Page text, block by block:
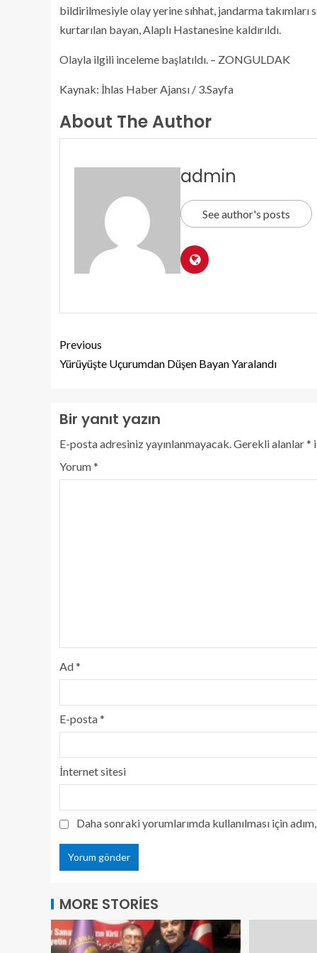
bildirilmesiyle olay yerine sıhhat, jandarma takımları
kurtarılan bayan, Alaplı Hastanesine kaldırıldı.
Olayla ilgili inceleme başlatıldı. – ZONGULDAK
Kaynak: İhlas Haber Ajansı / 3.Sayfa
About The Author
admin
See author's posts
Previous
Yürüyüşte Uçurumdan Düşen Bayan Yaralandı
Bir yanıt yazın
E-posta adresiniz yayınlanmayacak. Gerekli alanlar*
Yorum*
Ad*
E-posta*
İnternet sitesi
Daha sonraki yorumlarımda kullanılması için
MORE STORIES